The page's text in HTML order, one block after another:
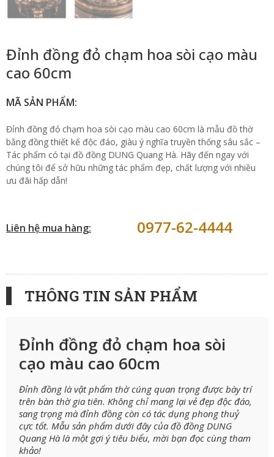
Đỉnh đồng đỏ chạm hoa sòi cạo màu
cao 60cm
MÃ SẢN PHẨM:
Đỉnh đồng đỏ chạm hoa sòi cạo màu cao 60cm là mẫu đồ thờ
bằng đồng thiết kế độc đáo, giàu ý nghĩa truyền thống sâu sắc –
Tác phẩm có tại đồ đồng DUNG Quang Hà. Hãy đến ngay với
chúng tôi để sở hữu những tác phẩm đẹp, chất lượng với nhiều
ưu đãi hấp dẫn!
Liên hệ mua hàng: 0977-62-4444
THÔNG TIN SẢN PHẨM
Đỉnh đồng đỏ chạm hoa sòi
cạo màu cao 60cm
Đỉnh đồng là vật phẩm thờ cúng quan trọng được bày trí
trên bàn thờ gia tiên. Không chỉ mang lại vẻ đẹp độc đáo,
sang trọng mà đỉnh đồng còn có tác dụng phong thuỷ
cực tốt. Mẫu sản phẩm dưới đây của đồ đồng DUNG
Quang Hà là một gợi ý tiêu biểu, mời bạn đọc cùng tham
khảo!